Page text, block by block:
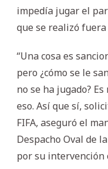
impedía jugar el
que se realizó fuera
“Una cosa es
pero ¿cómo se le
no se ha jugado?
eso. Así que sí,
FIFA, aseguró el
Despacho Oval de
por su intervención